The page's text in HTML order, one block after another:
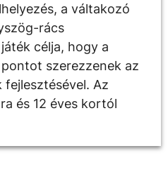
a váltakozó
rács
célja, hogy a
szerezzenek az
fejlesztésével. Az
és 12 éves kortól